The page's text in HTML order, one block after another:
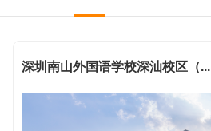
深圳南山外国语学校深汕校区（...